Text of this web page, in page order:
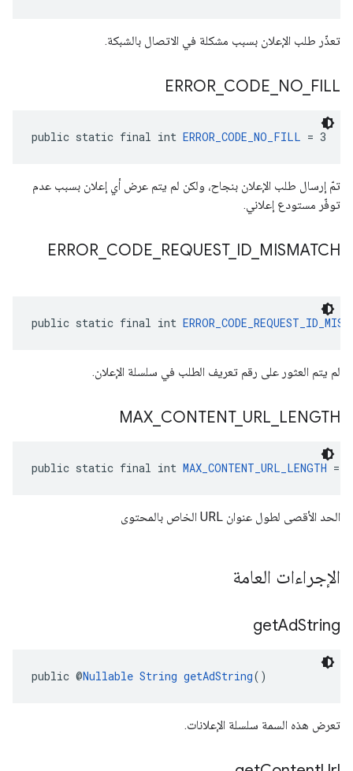
تعذّر طلب الإعلان بسبب مشكلة في الاتصال بالشبكة.
ERROR CODE NO FILL
public static final int ERROR_CODE_NO_FILL = 3
تمّ إرسال طلب الإعلان بنجاح، ولكن لم يتم عرض أي إعلان بسبب عدم
توفّر مستودع إعلاني.
ERROR CODE REQUEST_ ID MISMATCH
public static final int
لم يتم العثور على رقم تعريف الطلب في سلسلة الإعلان.
MAX CONTENT_ URL LENGTH
public static final int MAX_CONTENT_URL_LENGTH =
الحد الأقصى لطول عنوان URL الخاص بالمحتوى
الإجراءات العامة
getAdString
public @Nullable String getAdString()
تعرض هذه السمة سلسلة الإعلانات.